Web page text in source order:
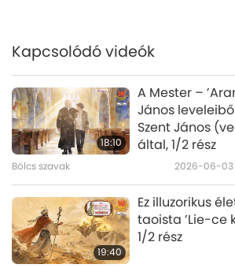
Kapcsolódó videók
18:10
A Mester –
János
Szent János
által, 1/2 rész
Bölcs szavak 2026-06-03
19:40
Ez illuzorikus
taoista ’Lie-ce
1/2 rész